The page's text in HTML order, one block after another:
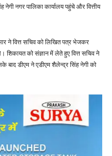
नगर पालिका कार्यालय पहुंचे और वित्तीय
ने वित्त सचिव को लिखित पत्र भेजकर
शिकायत को संज्ञान में लेते हुए वित्त सचिव ने
बाद डीएम ने एडीएम शैलेन्द्र सिंह नेगी को